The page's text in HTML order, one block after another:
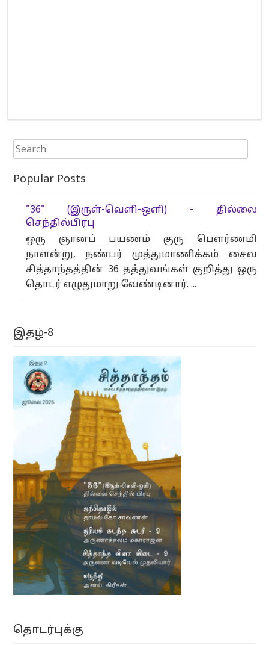
Search for:
Popular Posts
"36" (இருள்-வெளி-ஒளி) - தில்லை
செந்தில்பிரபு
ஒரு ஞானப் பயணம் குரு பௌர்ணமி
நாளன்று, நண்பர் முத்துமாணிக்கம் சைவ
சித்தாந்தத்தின் 36 தத்துவங்கள் குறித்து ஒரு
தொடர் எழுதுமாறு வேண்டினார். ...
இதழ்-8
தொடர்புக்கு